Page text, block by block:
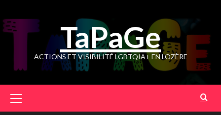
to
content
TaPaGe
ACTIONS ET VISIBILITÉ LGBTQIA+ EN LOZÈRE
Menu